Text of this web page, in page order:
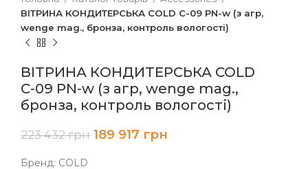
ВІТРИНА КОНДИТЕРСЬКА COLD С-09 PN-w (з агр,
wenge mag., бронза, контроль вологості)
ВІТРИНА КОНДИТЕРСЬКА COLD
С-09 PN-w (з агр, wenge mag.,
бронза, контроль вологості)
223 432грн 189 917 грн
Бренд: COLD